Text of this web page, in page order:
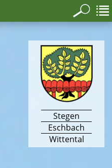
Stegen
Eschbach
Wittental